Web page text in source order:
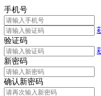
手机号
验证码
新密码
确认新密码